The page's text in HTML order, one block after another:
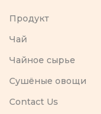
Продукт
Чай
Чайное сырье
Сушёные овощи
Contact Us